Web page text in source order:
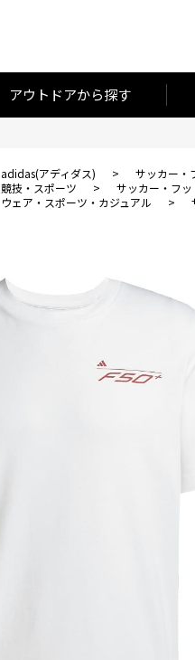
アウトドアから探す
adidas(アディダス) > サッカー・
競技・スポーツ > サッカー・フッ
ウェア・スポーツ・カジュアル >